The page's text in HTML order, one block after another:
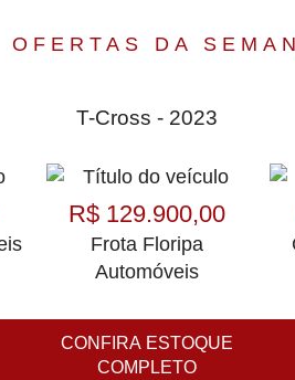
OFERTAS DA
T-Cross - 2023
R$ 129.900,00
Frota Floripa
Automóveis
CONFIRA ESTOQUE
COMPLETO